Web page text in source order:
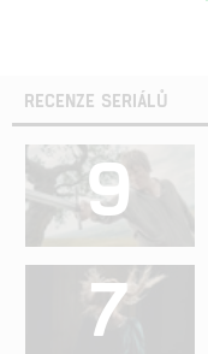
RECENZE SERIÁLŮ
9
7